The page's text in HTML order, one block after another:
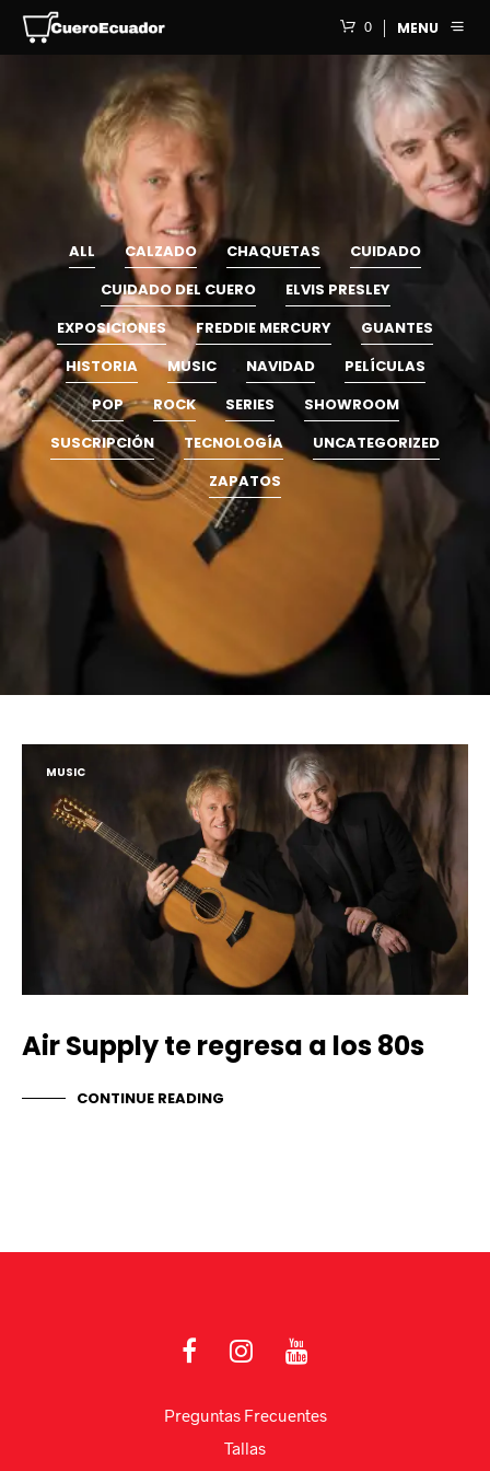
0 MENU
ALL CALZADO CHAQUETAS
CUIDADO
CUIDADO DEL CUERO
ELVIS PRESLEY
EXPOSICIONES
FREDDIE MERCURY
GUANTES
HISTORIA
MUSIC NAVIDAD
PELÍCULAS
POP
ROCK SERIES
SHOWROOM
SUSCRIPCIÓN
TECNOLOGÍA
UNCATEGORIZED
ZAPATOS
MUSIC
Air Supply te regresa a los 80s
CONTINUE READING
Preguntas Frecuentes
Tallas